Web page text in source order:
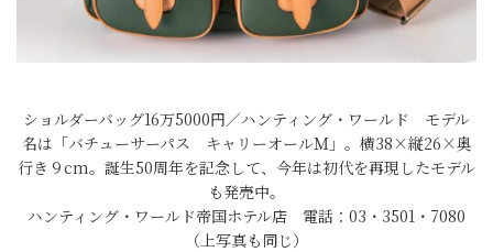
ショルダーバッグ16万5000円／ハンティング・ワールド モデル
名は「バチューサーパス キャリーオールＭ」。横38×縦26×奥
行き９cm。誕生50周年を記念して、今年は初代を再現したモデル
も発売中。
ハンティング・ワールド帝国ホテル店 電話：03・3501・7080
（上写真も同じ）